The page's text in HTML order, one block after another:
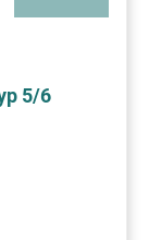
5/6